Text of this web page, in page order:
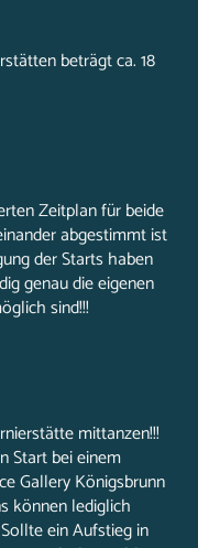
beträgt ca. 18
Zeitplan für beide
abgestimmt ist
der Starts haben
genau die eigenen
sind!!!
mittanzen!!!
Start bei einem
Gallery Königsbrunn
können lediglich
ein Aufstieg in